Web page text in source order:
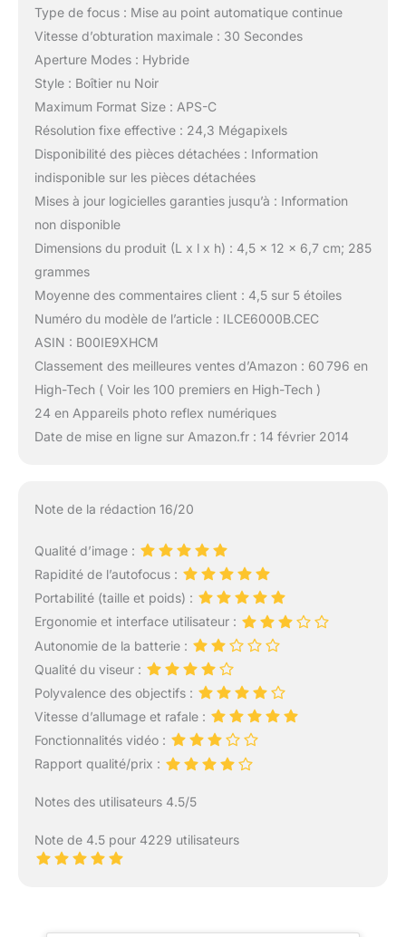
Type de focus : Mise au point automatique continue
Vitesse d’obturation maximale : 30 Secondes
Aperture Modes : Hybride
Style : Boîtier nu Noir
Maximum Format Size : APS-C
Résolution fixe effective : 24,3 Mégapixels
Disponibilité des pièces détachées : Information
indisponible sur les pièces détachées
Mises à jour logicielles garanties jusqu’à : Information
non disponible
Dimensions du produit (L x l x h) : 4,5 x 12 x 6,7 cm; 285
grammes
Moyenne des commentaires client : 4,5 sur 5 étoiles
Numéro du modèle de l’article : ILCE6000B.CEC
ASIN : B00IE9XHCM
Classement des meilleures ventes d’Amazon : 60 796 en
High-Tech ( Voir les 100 premiers en High-Tech )
24 en Appareils photo reflex numériques
Date de mise en ligne sur Amazon.fr : 14 février 2014
Note de la rédaction 16/20
Qualité d’image :
Rapidité de l’autofocus :
Portabilité (taille et poids) :
Ergonomie et interface utilisateur :
Autonomie de la batterie :
Qualité du viseur :
Polyvalence des objectifs :
Vitesse d’allumage et rafale :
Fonctionnalités vidéo :
Rapport qualité/prix :
Notes des utilisateurs 4.5/5
Note de 4.5 pour 4229 utilisateurs